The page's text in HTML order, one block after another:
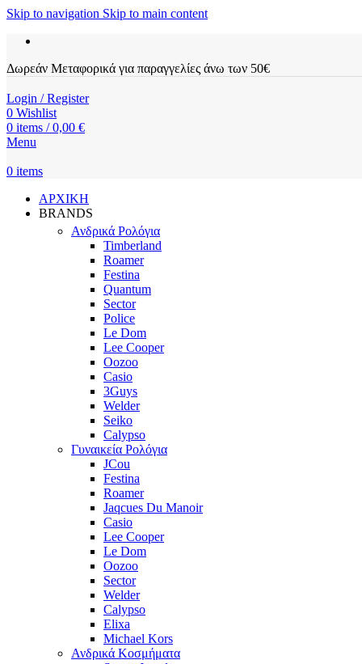
Skip to navigation Skip to main content
Δωρεάν Μεταφορικά για παραγγελίες άνω των 50€
Login / Register
0 Wishlist
0 items / 0,00 €
Menu
0 items
ΑΡΧΙΚΗ
BRANDS
Ανδρικά Ρολόγια
Timberland
Roamer
Festina
Quantum
Sector
Police
Le Dom
Lee Cooper
Oozoo
Casio
3Guys
Welder
Seiko
Calypso
Γυναικεία Ρολόγια
JCou
Festina
Roamer
Jaqcues Du Manoir
Casio
Lee Cooper
Le Dom
Oozoo
Sector
Welder
Calypso
Elixa
Michael Kors
Ανδρικά Κοσμήματα